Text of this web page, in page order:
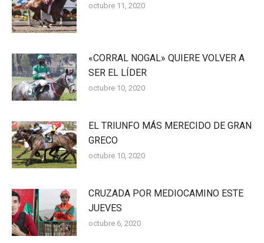
octubre 11, 2020
«CORRAL NOGAL» QUIERE VOLVER A
SER EL LÍDER
octubre 10, 2020
EL TRIUNFO MÁS MERECIDO DE GRAN
GRECO
octubre 10, 2020
CRUZADA POR MEDIOCAMINO ESTE
JUEVES
octubre 6, 2020